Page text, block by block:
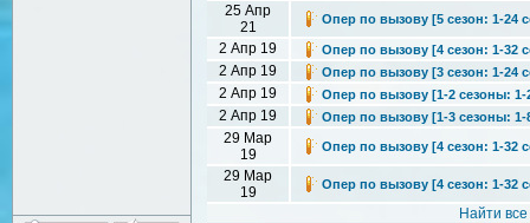
25 Апр
21
Опер по вызову [5 сезон: 1-24
2 Апр 19 Опер по вызову [4 сезон: 1-32
2 Апр 19 Опер по вызову [3 сезон: 1-24
2 Апр 19 Опер по вызову [1-2 сезоны: 1-
2 Апр 19 Опер по вызову [1-3 сезоны: 1-
29 Мар
19
Опер по вызову [4 сезон: 1-32
29 Мар
19
Опер по вызову [4 сезон: 1-32
Найти